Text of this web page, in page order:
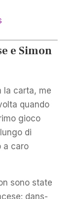
e Simon
la carta, me
quando
gioco
di
a caro
sono state
dans-